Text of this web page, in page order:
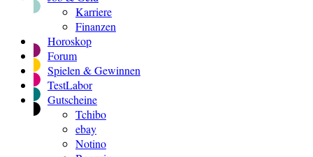
Karriere
Finanzen
Horoskop
Forum
Spielen & Gewinnen
TestLabor
Gutscheine
Tchibo
ebay
Notino